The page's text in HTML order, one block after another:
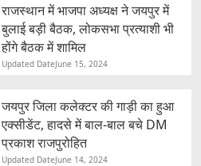
राजस्थान में भाजपा अध्यक्ष ने जयपुर में
बुलाई बड़ी बैठक, लोकसभा प्रत्याशी भी
होंगे बैठक में शामिल
Updated DateJune 15, 2024
जयपुर जिला कलेक्टर की गाड़ी का हुआ
एक्सीडेंट, हादसे में बाल-बाल बचे DM
प्रकाश राजपुरोहित
Updated DateJune 14, 2024